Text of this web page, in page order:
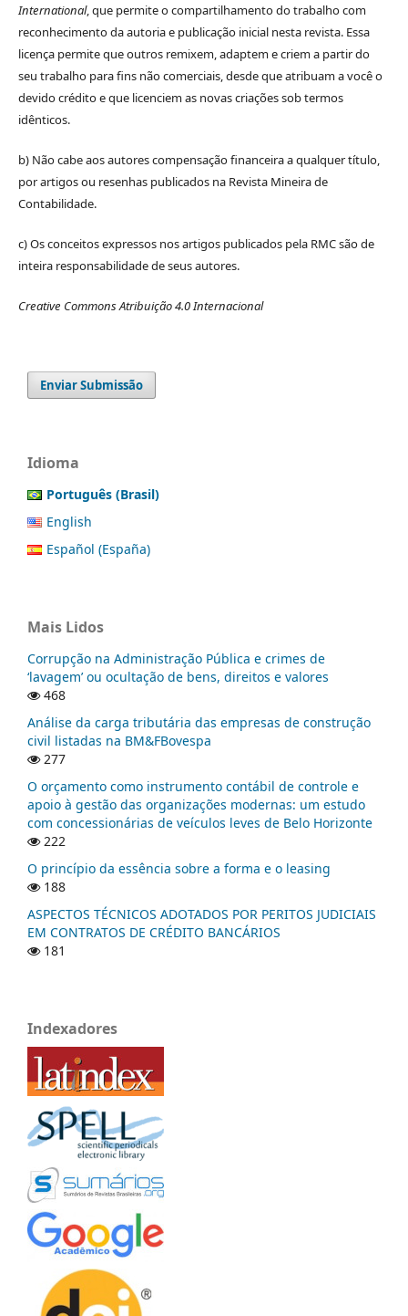
International, que permite o compartilhamento do trabalho com
reconhecimento da autoria e publicação inicial nesta revista. Essa
licença permite que outros remixem, adaptem e criem a partir do
seu trabalho para fins não comerciais, desde que atribuam a você o
devido crédito e que licenciem as novas criações sob termos
idênticos.
b) Não cabe aos autores compensação financeira a qualquer título,
por artigos ou resenhas publicados na Revista Mineira de
Contabilidade.
c) Os conceitos expressos nos artigos publicados pela RMC são de
inteira responsabilidade de seus autores.
Creative Commons Atribuição 4.0 Internacional
Enviar Submissão
Idioma
Português (Brasil)
English
Español (España)
Mais Lidos
Corrupção na Administração Pública e crimes de
‘lavagem’ ou ocultação de bens, direitos e valores
468
Análise da carga tributária das empresas de construção
civil listadas na BM&FBovespa
277
O orçamento como instrumento contábil de controle e
apoio à gestão das organizações modernas: um estudo
com concessionárias de veículos leves de Belo Horizonte
222
O princípio da essência sobre a forma e o leasing
188
ASPECTOS TÉCNICOS ADOTADOS POR PERITOS JUDICIAIS
EM CONTRATOS DE CRÉDITO BANCÁRIOS
181
Indexadores